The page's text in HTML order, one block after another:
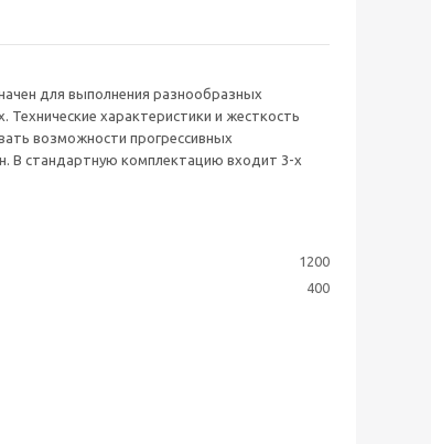
для выполнения разнообразных
характеристики и жесткость
возможности прогрессивных
В стандартную комплектацию входит 3-х
1200
400